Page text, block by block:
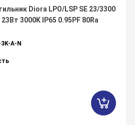
A-N
Diora LPO/LSP SE 23/3300
3000K IP65 0.95PF 80Ra